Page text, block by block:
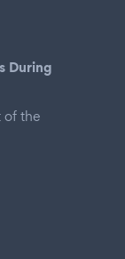
During
of the